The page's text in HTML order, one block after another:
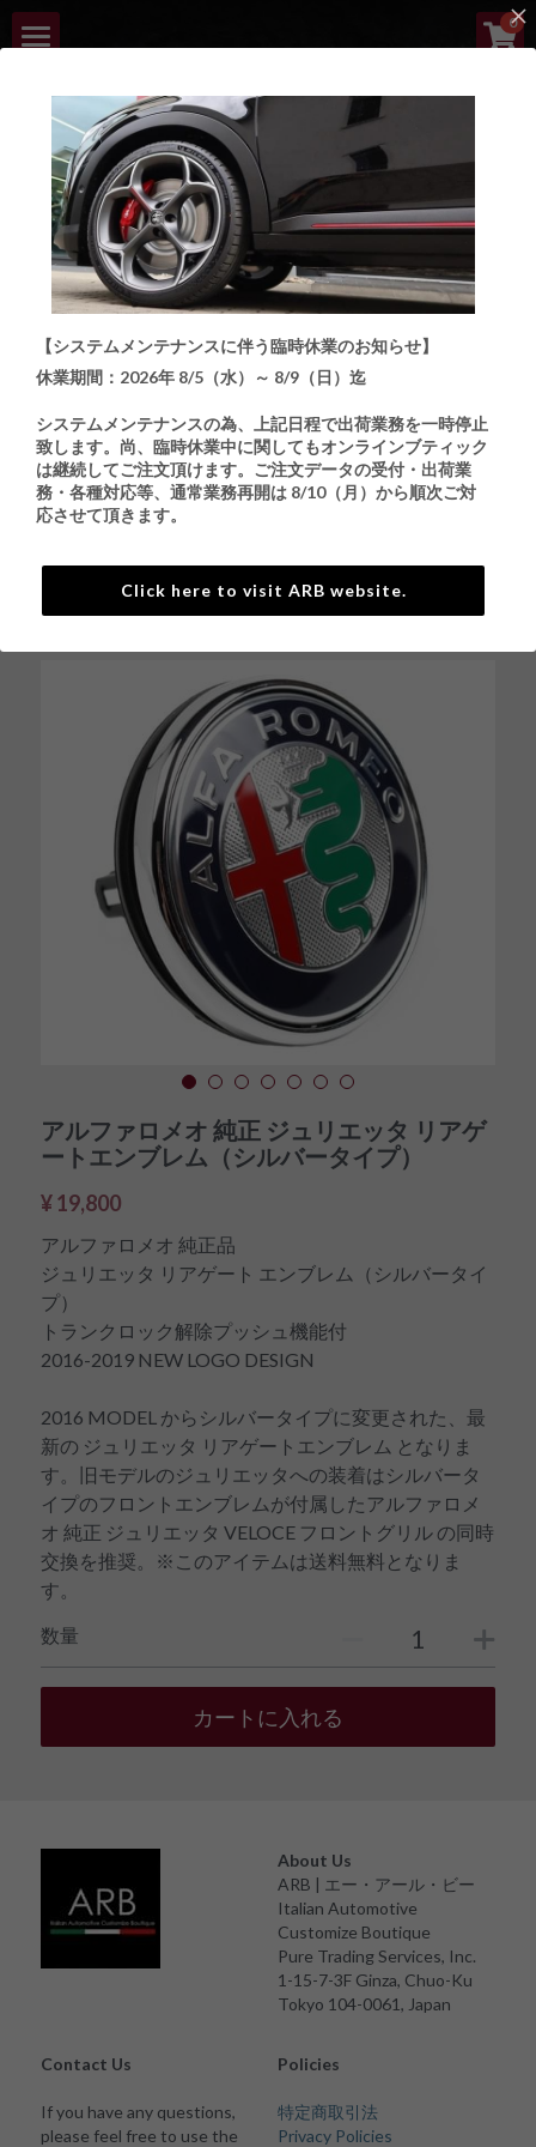
ARB | ITALIAN
AUTOMOTIVE
CUSTOMIZE BOUTIQUE
Italian Automotive Parts and Accessories Boutique
0
ABOUT
NEW ARRIVALS
LINEUP
ORDER PROCESS
BOUTIQUE
CONTACT
検索
戻る
アルファロメオ 純正 ジュリエッタ リアゲ
ートエンブレム（シルバータイプ）
¥ 19,800
アルファロメオ 純正品
ジュリエッタ リアゲート エンブレム（シルバータイ
プ）
トランクロック解除プッシュ機能付
2016-2019 NEW LOGO DESIGN
2016 MODEL からシルバータイプに変更された、最
新の ジュリエッタ リアゲートエンブレム となりま
す。旧モデルのジュリエッタへの装着はシルバータ
イプのフロントエンブレムが付属したアルファロメ
オ 純正 ジュリエッタ VELOCE フロントグリル の同時
交換を推奨。※このアイテムは送料無料となりま
す。
数量
カートに入れる
About Us
ARB | エー・アール・ビー
Italian Automotive
Customize Boutique
Pure Trading Services, Inc.
1-15-7-3F Ginza, Chuo-Ku
Tokyo 104-0061, Japan
Contact Us
If you have any questions,
Policies
特定商取引法
Privacy Policies
×
ストアカテゴリー
すべてのカテゴリー
【システムメンテナンスに伴う臨時休業のお知らせ】
休業期間：2026年 8/5（水）～ 8/9（日）迄
システムメンテナンスの為、上記日程で出荷業務を一時停止
致します。 尚、臨時休業中に関してもオンラインブティック
は継続してご注文頂けます。ご注文データの受付・出荷業
務・各種対応等、通常業務再開は 8/10（月）から順次ご対
応させて頂きます。
Click here to visit ARB website.